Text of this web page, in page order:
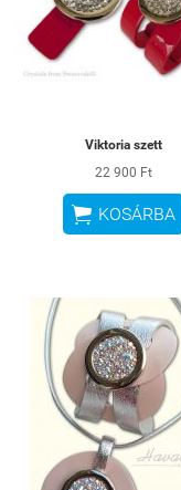
Viktoria szett
22 900 Ft
 KOSÁRBA